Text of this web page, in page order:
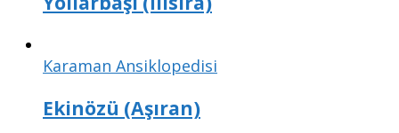
Karaman Ansiklopedisi
Ekinözü (Aşıran)